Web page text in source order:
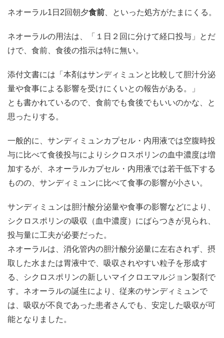
ネオーラル1日2回朝夕食前 、といった処方がたまにくる。
ネオーラルの用法は、「１日２回に分けて経口投与」とだ
けで、食前、食後の指示は特に無い。
添付文書には「本剤はサンディミュンと比較して胆汁分泌
量や食事による影響を受けにくいとの報告がある。」
とも書かれているので、食前でも食後でもいいのかな、と
思ったりする。
一般的に、サンディミュンカプセル・内用液では空腹時投
与に比べて食後投与によりシクロスポリンの血中濃度は増
加するが、ネオーラルカプセル・内用液では若干低下する
ものの、サンディミュンに比べて食事の影響が小さい。
サンディミュンは胆汁酸分泌量や食事の影響などにより、
シクロスポリンの吸収（血中濃度）にばらつきが見られ、
投与量に工夫が必要だった。
ネオーラルは、消化管内の胆汁酸分泌量に左右されず、摂
取した水または胃液中で、吸収されやすい粒子を形成す
る、シクロスポリンの新しいマイクロエマルジョン製剤で
す。ネオーラルの誕生により、従来のサンディミュンで
は、吸収が不良であった患者さんでも、安定した吸収が可
能となりました。